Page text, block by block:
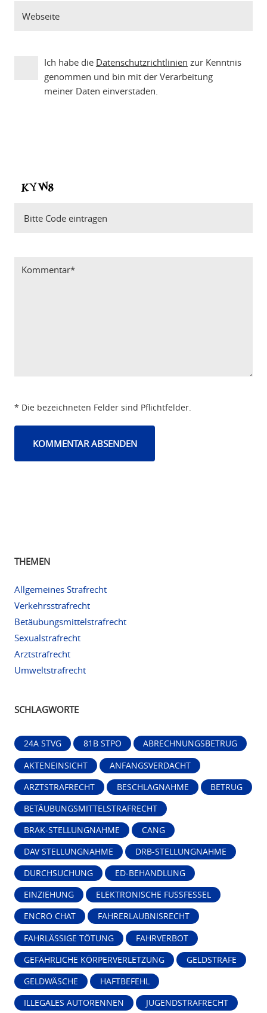
Ich habe die Datenschutzrichtlinien zur Kenntnis
genommen und bin mit der Verarbeitung
meiner Daten einverstaden.
* Die bezeichneten Felder sind Pflichtfelder.
THEMEN
Allgemeines Strafrecht
Verkehrsstrafrecht
Betäubungsmittelstrafrecht
Sexualstrafrecht
Arztstrafrecht
Umweltstrafrecht
SCHLAGWORTE
24A STVG 81B STPO ABRECHNUNGSBETRUG
AKTENEINSICHT ANFANGSVERDACHT
ARZTSTRAFRECHT BESCHLAGNAHME BETRUG
BETÄUBUNGSMITTELSTRAFRECHT
BRAK-STELLUNGNAHME CANG
DAV STELLUNGNAHME DRB-STELLUNGNAHME
DURCHSUCHUNG ED-BEHANDLUNG
EINZIEHUNG ELEKTRONISCHE FUSSFESSEL
ENCRO CHAT FAHRERLAUBNISRECHT
FAHRLÄSSIGE TÖTUNG FAHRVERBOT
GEFÄHRLICHE KÖRPERVERLETZUNG GELDSTRAFE
GELDWÄSCHE HAFTBEFEHL
ILLEGALES AUTORENNEN JUGENDSTRAFRECHT